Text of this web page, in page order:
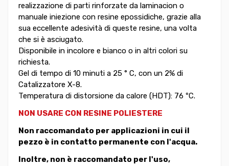
realizzazione di parti rinforzate da laminacion o
manuale iniezione con resine epossidiche, grazie alla
sua eccellente adesività di queste resine, una volta
che si è asciugato.
Disponibile in incolore e bianco o in altri colori su
richiesta.
Gel di tempo di 10 minuti a 25 ° C, con un 2% di
Catalizzatore X-8.
Temperatura di distorsione da calore (HDT): 76 ºC.
NON USARE CON RESINE POLIESTERE
Non raccomandato per applicazioni in cui il
pezzo è in contatto permanente con l'acqua.
Inoltre, non è raccomandato per l'uso,